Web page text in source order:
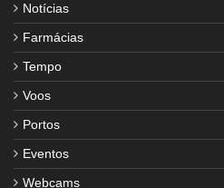
Notícias
Farmácias
Tempo
Voos
Portos
Eventos
Webcams